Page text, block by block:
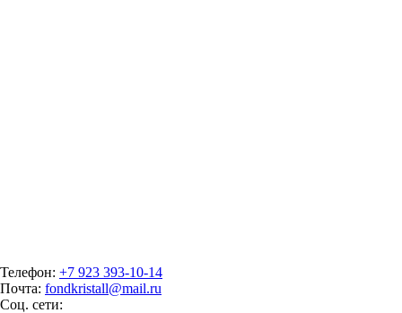
Телефон: +7 923 393-10-14
Почта: fondkristall@mail.ru
Соц. сети: